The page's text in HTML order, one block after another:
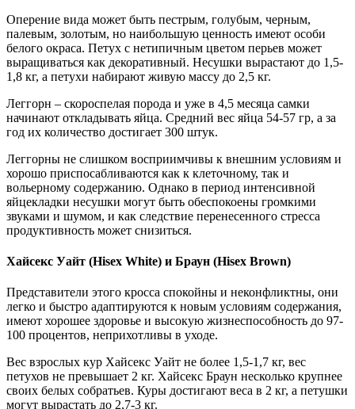
Оперение вида может быть пестрым, голубым, черным,
палевым, золотым, но наибольшую ценность имеют особи
белого окраса. Петух с нетипичным цветом перьев может
выращиваться как декоративный. Несушки вырастают до 1,5-
1,8 кг, а петухи набирают живую массу до 2,5 кг.
Леггорн – скороспелая порода и уже в 4,5 месяца самки
начинают откладывать яйца. Средний вес яйца 54-57 гр, а за
год их количество достигает 300 штук.
Леггорны не слишком восприимчивы к внешним условиям и
хорошо приспосабливаются как к клеточному, так и
вольерному содержанию. Однако в период интенсивной
яйцекладки несушки могут быть обеспокоены громкими
звуками и шумом, и как следствие перенесенного стресса
продуктивность может снизиться.
Хайсекс Уайт (Hisex White) и Браун (Hisex Brown)
Представители этого кросса спокойны и неконфликтны, они
легко и быстро адаптируются к новым условиям содержания,
имеют хорошее здоровье и высокую жизнеспособность до 97-
100 процентов, неприхотливы в уходе.
Вес взрослых кур Хайсекс Уайт не более 1,5-1,7 кг, вес
петухов не превышает 2 кг. Хайсекс Браун несколько крупнее
своих белых собратьев. Куры достигают веса в 2 кг, а петушки
могут вырастать до 2,7-3 кг.